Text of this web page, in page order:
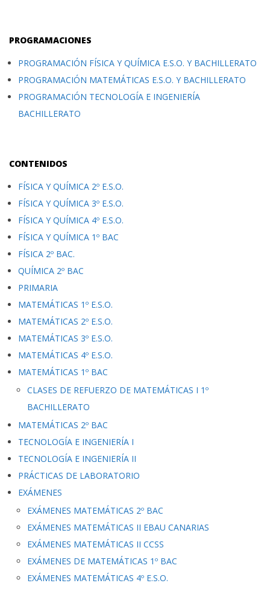
PROGRAMACIONES
PROGRAMACIÓN FÍSICA Y QUÍMICA E.S.O. Y BACHILLERATO
PROGRAMACIÓN MATEMÁTICAS E.S.O. Y BACHILLERATO
PROGRAMACIÓN TECNOLOGÍA E INGENIERÍA
BACHILLERATO
CONTENIDOS
FÍSICA Y QUÍMICA 2º E.S.O.
FÍSICA Y QUÍMICA 3º E.S.O.
FÍSICA Y QUÍMICA 4º E.S.O.
FÍSICA Y QUÍMICA 1º BAC
FÍSICA 2º BAC.
QUÍMICA 2º BAC
PRIMARIA
MATEMÁTICAS 1º E.S.O.
MATEMÁTICAS 2º E.S.O.
MATEMÁTICAS 3º E.S.O.
MATEMÁTICAS 4º E.S.O.
MATEMÁTICAS 1º BAC
CLASES DE REFUERZO DE MATEMÁTICAS I 1º
BACHILLERATO
MATEMÁTICAS 2º BAC
TECNOLOGÍA E INGENIERÍA I
TECNOLOGÍA E INGENIERÍA II
PRÁCTICAS DE LABORATORIO
EXÁMENES
EXÁMENES MATEMÁTICAS 2º BAC
EXÁMENES MATEMÁTICAS II EBAU CANARIAS
EXÁMENES MATEMÁTICAS II CCSS
EXÁMENES DE MATEMÁTICAS 1º BAC
EXÁMENES MATEMÁTICAS 4º E.S.O.